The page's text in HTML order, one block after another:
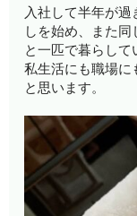
入社して半年が
しを始め、また
と一匹で暮らし
私生活にも職場に
と思います。